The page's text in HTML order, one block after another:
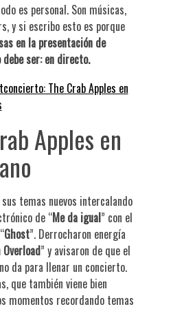
es personal. Son músicas,
y si escribo esto es porque
en la presentación de
debe ser: en directo.
The Crab Apples en
Apples en
temas nuevos intercalando
de “Me da igual” con el
Ghost”. Derrocharon energía
” y avisaron de que el
da para llenar un concierto.
que también viene bien
momentos recordando temas